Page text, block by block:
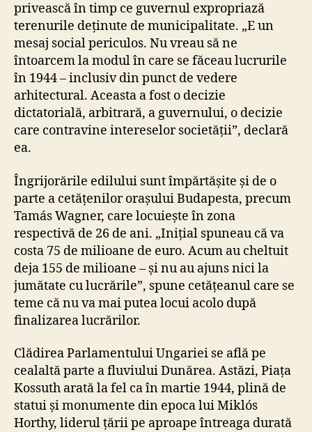
privească în timp ce guvernul expropriază
terenurile deținute de municipalitate. „E un
mesaj social periculos. Nu vreau să ne
întoarcem la modul în care se făceau lucrurile
în 1944 – inclusiv din punct de vedere
arhitectural. Aceasta a fost o decizie
dictatorială, arbitrară, a guvernului, o decizie
care contravine intereselor societății”, declară
ea.
Îngrijorările edilului sunt împărtășite și de o
parte a cetățenilor orașului Budapesta, precum
Tamás Wagner, care locuiește în zona
respectivă de 26 de ani. „Inițial spuneau că va
costa 75 de milioane de euro. Acum au cheltuit
deja 155 de milioane – și nu au ajuns nici la
jumătate cu lucrările”, spune cetățeanul care se
teme că nu va mai putea locui acolo după
finalizarea lucrărilor.
Clădirea Parlamentului Ungariei se află pe
cealaltă parte a fluviului Dunărea. Astăzi, Piața
Kossuth arată la fel ca în martie 1944, plină de
statui și monumente din epoca lui Miklós
Horthy, liderul țării pe aproape întreaga durată